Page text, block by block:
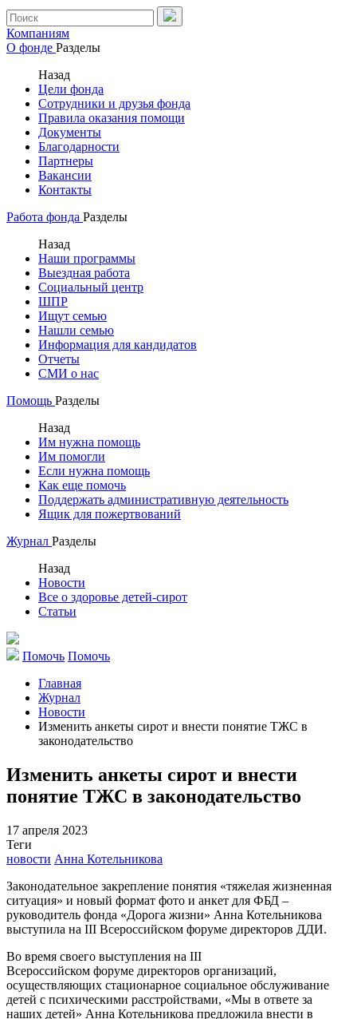
Компаниям
О фонде Разделы
Назад
Цели фонда
Сотрудники и друзья фонда
Правила оказания помощи
Документы
Благодарности
Партнеры
Вакансии
Контакты
Работа фонда Разделы
Назад
Наши программы
Выездная работа
Социальный центр
ШПР
Ищут семью
Нашли семью
Информация для кандидатов
Отчеты
СМИ о нас
Помощь Разделы
Назад
Им нужна помощь
Им помогли
Если нужна помощь
Как еще помочь
Поддержать административную деятельность
Ящик для пожертвований
Журнал Разделы
Назад
Новости
Все о здоровье детей-сирот
Статьи
Помочь Помочь
Главная
Журнал
Новости
Изменить анкеты сирот и внести понятие ТЖС в
законодательство
Изменить анкеты сирот и внести
понятие ТЖС в законодательство
17 апреля 2023
Теги
новости Анна Котельникова
Законодательное закрепление понятия «тяжелая жизненная
ситуация» и новый формат фото и анкет для ФБД –
руководитель фонда «Дорога жизни» Анна Котельникова
выступила на III Всероссийском форуме директоров ДДИ.
Во время своего выступления на III
Всероссийском форуме директоров организаций,
осуществляющих стационарное социальное обслуживание
детей с психическими расстройствами, «Мы в ответе за
наших детей» Анна Котельникова предложила внести в